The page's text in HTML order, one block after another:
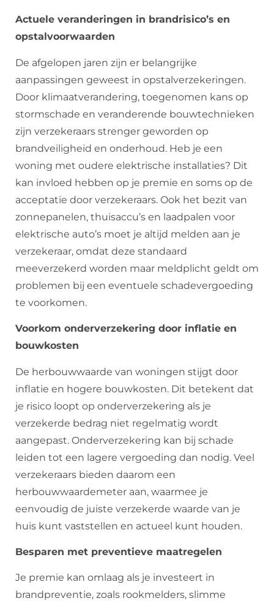
Actuele veranderingen in brandrisico’s en
opstalvoorwaarden
De afgelopen jaren zijn er belangrijke
aanpassingen geweest in opstalverzekeringen.
Door klimaatverandering, toegenomen kans op
stormschade en veranderende bouwtechnieken
zijn verzekeraars strenger geworden op
brandveiligheid en onderhoud. Heb je een
woning met oudere elektrische installaties? Dit
kan invloed hebben op je premie en soms op de
acceptatie door verzekeraars. Ook het bezit van
zonnepanelen, thuisaccu’s en laadpalen voor
elektrische auto’s moet je altijd melden aan je
verzekeraar, omdat deze standaard
meeverzekerd worden maar meldplicht geldt om
problemen bij een eventuele schadevergoeding
te voorkomen.
Voorkom onderverzekering door inflatie en
bouwkosten
De herbouwwaarde van woningen stijgt door
inflatie en hogere bouwkosten. Dit betekent dat
je risico loopt op onderverzekering als je
verzekerde bedrag niet regelmatig wordt
aangepast. Onderverzekering kan bij schade
leiden tot een lagere vergoeding dan nodig. Veel
verzekeraars bieden daarom een
herbouwwaardemeter aan, waarmee je
eenvoudig de juiste verzekerde waarde van je
huis kunt vaststellen en actueel kunt houden.
Besparen met preventieve maatregelen
Je premie kan omlaag als je investeert in
brandpreventie, zoals rookmelders, slimme